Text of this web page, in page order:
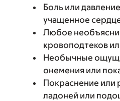
Боль или
учащенное
Любое
кровоподтеков
Необычные
онемения или
Покраснение или
ладоней или